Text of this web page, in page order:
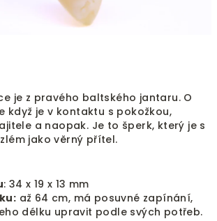
je z pravého baltského jantaru. O
když je v kontaktu s pokožkou,
a naopak. Je to šperk, který je s
jako věrný přítel.
: 34 x 19 x 13 mm
až 64 cm, má posuvné zapínání,
délku upravit podle svých potřeb.